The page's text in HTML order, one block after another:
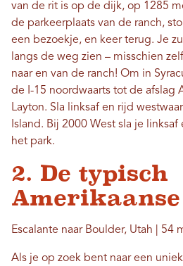
van de rit is op de dijk, op 1285
de parkeerplaats van de ranch,
een bezoekje, en keer terug. Je
langs de weg zien – misschien
naar en van de ranch! Om in
de I-15 noordwaarts tot de afslag
Layton. Sla linksaf en rijd
Island. Bij 2000 West sla je
het park.
2. De typisch
Escalante naar Boulder, Utah | 54
Als je op zoek bent naar een